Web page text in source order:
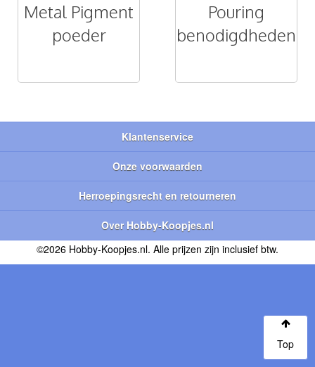
Metal Pigment
poeder
Pouring
benodigdheden
Klantenservice
Onze voorwaarden
Herroepingsrecht en retourneren
Over Hobby-Koopjes.nl
©2026 Hobby-Koopjes.nl. Alle prijzen zijn inclusief btw.
Top